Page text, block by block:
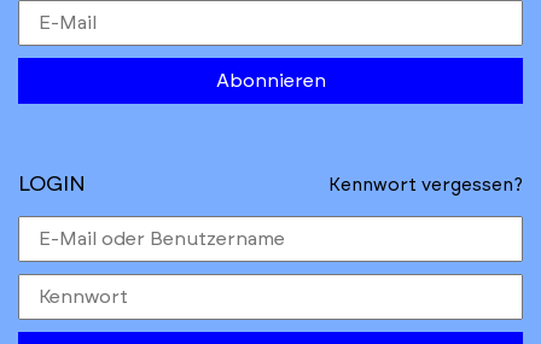
Abonnieren
LOGIN Kennwort vergessen?